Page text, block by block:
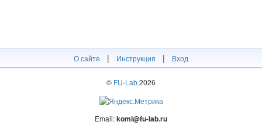
О сайте | Инструкция | Вход
© FU-Lab2026
Email:komi@fu-lab.ru